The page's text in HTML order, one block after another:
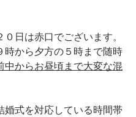
日は赤口でございます。
時から夕方の５時まで随時
中からお昼頃まで大変な混
婚式を対応している時間帯